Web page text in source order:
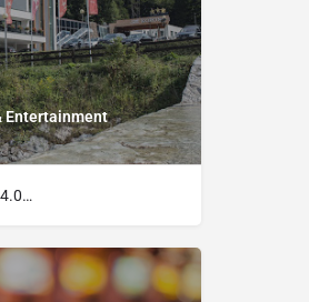
Entertainment
チェックイン時間：14.00チェックアウト時間：11.00